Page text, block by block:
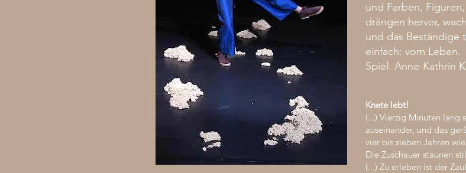
und Farben,
drängen hervor,
und das Beständige
einfach: vom Leben.
Spiel: Anne-Kathrin
Knete lebt!
(...) Vierzig Minuten lang
auseinander, und das
vier bis sieben Jahren
Die Zuschauer staunen
(...) Zu erleben ist der